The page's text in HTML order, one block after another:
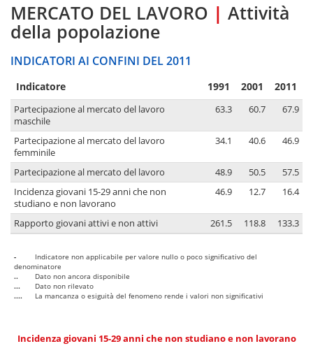
MERCATO DEL LAVORO | Attività
della popolazione
INDICATORI AI CONFINI DEL 2011
Indicatore 1991 2001 2011
Partecipazione al mercato del lavoro
maschile
63.3 60.7 67.9
Partecipazione al mercato del lavoro
femminile
34.1 40.6 46.9
Partecipazione al mercato del lavoro 48.9 50.5
57.5
Incidenza giovani 15-29 anni che non
studiano e non lavorano
46.9 12.7 16.4
Rapporto giovani attivi e non attivi 261.5 118.8 133.3
-
Indicatore non applicabile per valore nullo o poco significativo del
denominatore
..
Dato non ancora disponibile
...
Dato non rilevato
....
La mancanza o esiguità del fenomeno rende i valori non significativi
Incidenza giovani 15-29 anni che non studiano e non lavorano